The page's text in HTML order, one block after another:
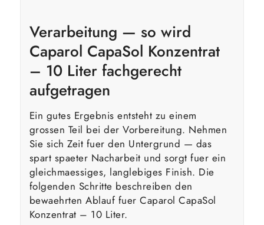
Verarbeitung — so wird
Caparol CapaSol Konzentrat
– 10 Liter fachgerecht
aufgetragen
Ein gutes Ergebnis entsteht zu einem
grossen Teil bei der Vorbereitung. Nehmen
Sie sich Zeit fuer den Untergrund — das
spart spaeter Nacharbeit und sorgt fuer ein
gleichmaessiges, langlebiges Finish. Die
folgenden Schritte beschreiben den
bewaehrten Ablauf fuer Caparol CapaSol
Konzentrat – 10 Liter.